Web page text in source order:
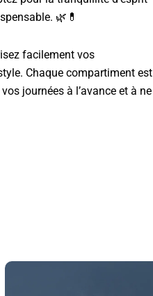
🌿💊
facilement vos
Chaque compartiment est
journées à l’avance et à ne